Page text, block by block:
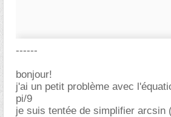
------
bonjour!
j'ai un petit problème avec
pi/9
je suis tentée de simplifier arcsin